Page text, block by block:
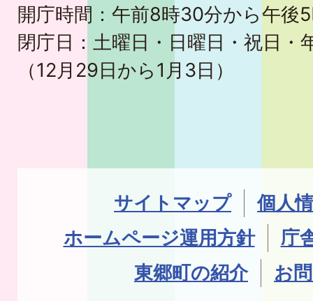
開庁時間：午前8時30分から午後
閉庁日：土曜日・日曜日・祝日・
（12月29日から1月3日）
サイトマップ
個人
ホームページ運用方針
庁
東郷町の紹介
お